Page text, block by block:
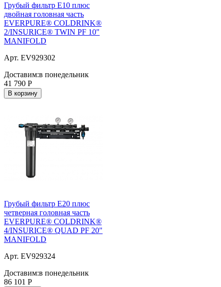
Грубый фильтр E10 плюс
двойная головная часть
EVERPURE® COLDRINK®
2/INSURICE® TWIN PF 10"
MANIFOLD
Арт. EV929302
Доставим:в понедельник
41 790 Р
В корзину
Грубый фильтр E20 плюс
четверная головная часть
EVERPURE® COLDRINK®
4/INSURICE® QUAD PF 20"
MANIFOLD
Арт. EV929324
Доставим:в понедельник
86 101 Р